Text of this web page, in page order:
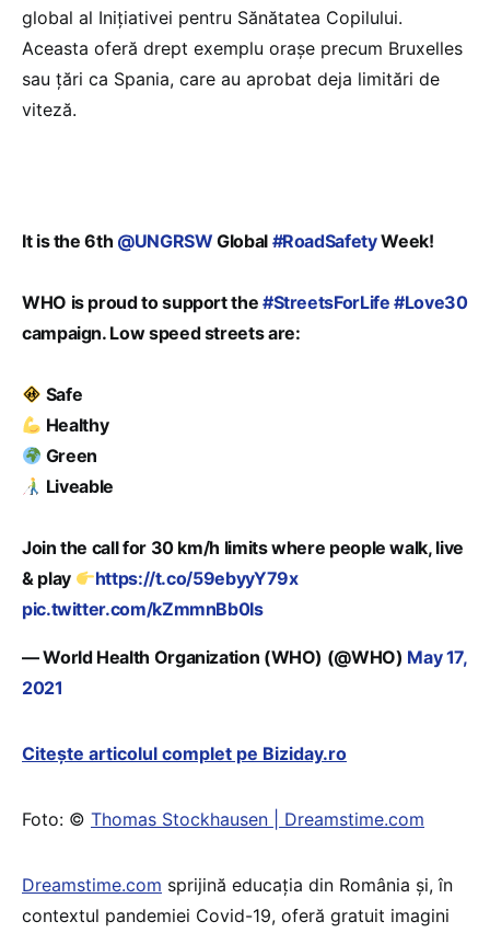
global al Inițiativei pentru Sănătatea Copilului.
Aceasta oferă drept exemplu orașe precum Bruxelles
sau țări ca Spania, care au aprobat deja limitări de
viteză.
It is the 6th @UNGRSW Global #RoadSafetyWeek!
WHO is proud to support the #StreetsForLife #Love30
campaign. Low speed streets are:
Safe
Healthy
Green
Liveable
Join the call for 30 km/h limits where people walk, live
& play
https://t.co/59ebyyY79x
pic.twitter.com/kZmmnBb0Is
— World Health Organization (WHO) (@WHO) May 17,
2021
Citește articolul complet pe Biziday.ro
Foto: © Thomas Stockhausen | Dreamstime.com
Dreamstime.com sprijină educaţia din România şi, în
contextul pandemiei Covid-19, oferă gratuit imagini